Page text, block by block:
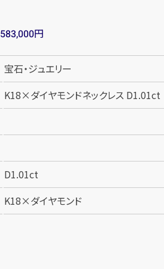
583,000円
宝石・ジュエリー
K18×ダイヤモンドネックレス D1.01ct
D1.01ct
K18×ダイヤモンド